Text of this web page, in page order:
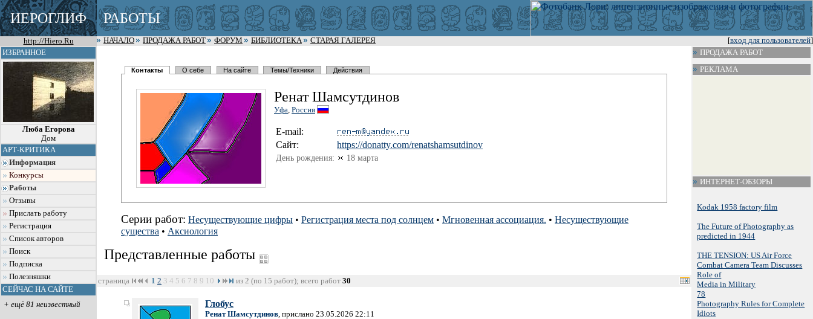
ИЕРОГЛИФ РАБОТЫ
http://Hiero.Ru [вход для пользователей]
НАЧАЛО ПРОДАЖА РАБОТ ФОРУМ БИБЛИОТЕКА
СТАРАЯ ГАЛЕРЕЯ
ИЗБРАННОЕ
Люба Егорова
Дом
АРТ-КРИТИКА
Информация
Конкурсы
Работы
Отзывы
Прислать работу
Регистрация
Список авторов
Поиск
Подписка
Полезняшки
СЕЙЧАС НА САЙТЕ
+ ещё 81 неизвестный
Контакты О себе На сайте Темы/Техники Действия
Ренат Шамсутдинов
Уфа, Россия
E-mail:
Сайт:
https://donatty.com/renatshamsutdinov
День рождения: 18 марта
Серии работ: Несуществующие цифры • Регистрация места под солнцем • Мгновенная ассоциация. • Несуществующие
существа • Аксиология
Представленные работы
страница 1 2 3 4 5 6 7 8 9 10 из 2 (по 15 работ); всего работ 30
Глобус
Ренат Шамсутдинов, прислано 23.05.2026 22:11
ПРОДАЖА РАБОТ
РЕКЛАМА
ИНТЕРНЕТ-ОБЗОРЫ
Kodak 1958 factory film
The Future of Photography as
predicted in 1944
THE TENSION: US Air Force
Combat Camera Team Discusses
Role of
Media in Military
78
Photography Rules for Complete
Idiots